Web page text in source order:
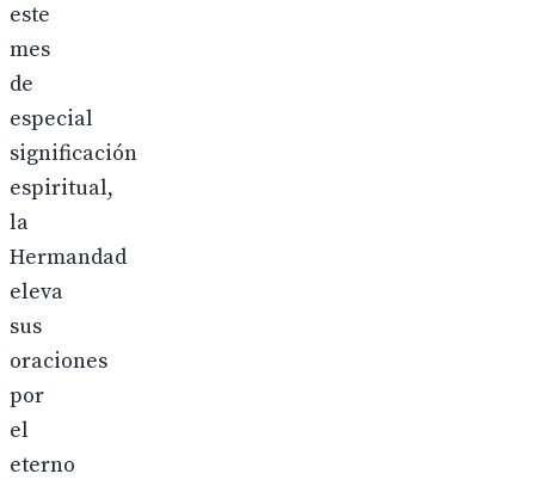
este
mes
de
especial
significación
espiritual,
la
Hermandad
eleva
sus
oraciones
por
el
eterno